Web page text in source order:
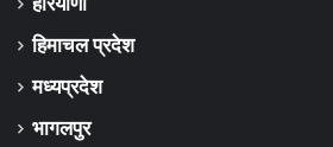
हिमाचल प्रदेश
मध्यप्रदेश
भागलपुर